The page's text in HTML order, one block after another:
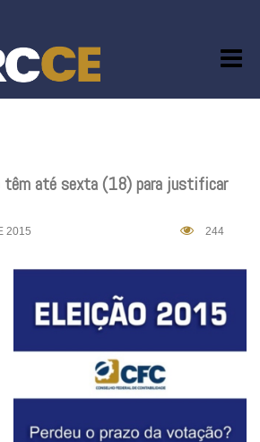
têm até sexta (18) para justificar
2015 244